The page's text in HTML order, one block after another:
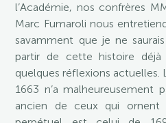
l’Académie, nos confrères
Marc Fumaroli nous
savamment que je ne
partir de cette histoire déjà
quelques réflexions actuelles.
1663 n’a malheureusement
ancien de ceux qui ornent